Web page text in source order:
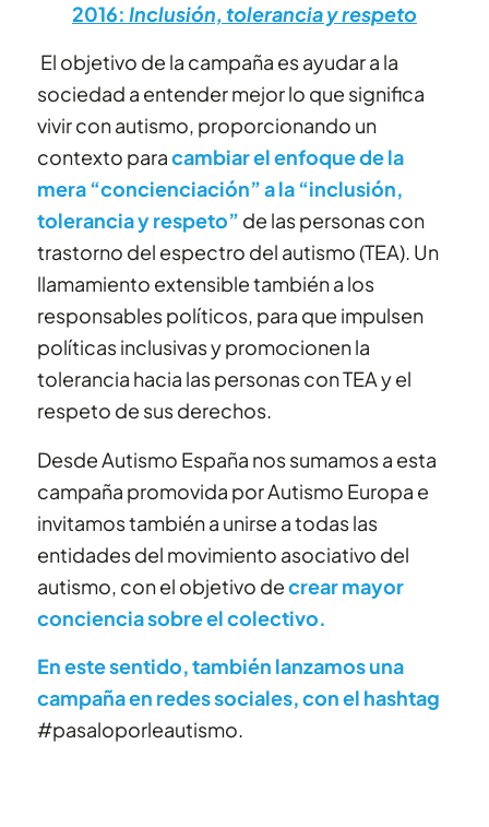
2016: Inclusión, tolerancia y respeto
El objetivo de la campaña es ayudar a la
sociedad a entender mejor lo que significa
vivir con autismo, proporcionando un
contexto paracambiar el enfoque de la
mera “concienciación” a la “inclusión,
tolerancia y respeto” de las personas con
trastorno del espectro del autismo (TEA). Un
llamamiento extensible también a los
responsables políticos, para que impulsen
políticas inclusivas y promocionen la
tolerancia hacia las personas con TEA y el
respeto de sus derechos.
Desde Autismo España nos sumamos a esta
campaña promovida por Autismo Europa e
invitamos también a unirse a todas las
entidades del movimiento asociativo del
autismo, con el objetivo decrear mayor
conciencia sobre el colectivo.
En este sentido, también lanzamos una
campaña en redes sociales, con el hashtag
#pasaloporleautismo.